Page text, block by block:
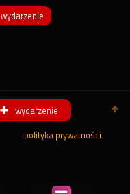
wydarzenie
wydarzenie
polityka prywatności